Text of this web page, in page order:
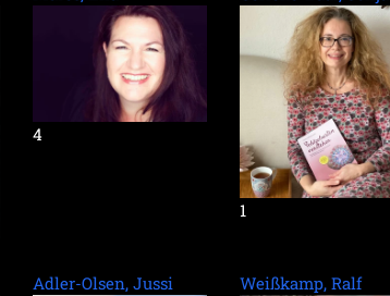
4
1
Adler-Olsen, Jussi Weißkamp, Ralf